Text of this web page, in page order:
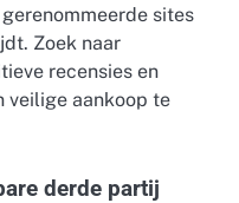
sites
Zoek naar
recensies en
veilige aankoop te
derde partij